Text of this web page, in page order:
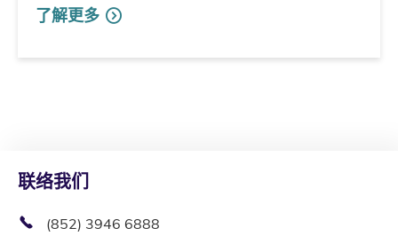
了解更多
联络我们
(852) 3946 6888